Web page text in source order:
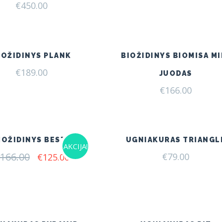
€450.00
PLANK
€189.00
BIOŽIDINYS BIOMISA
JUODAS
€166.00
AKCIJA!
BESTA
166.00 Original
€125.00Current
UGNIAKURAS
€79.00